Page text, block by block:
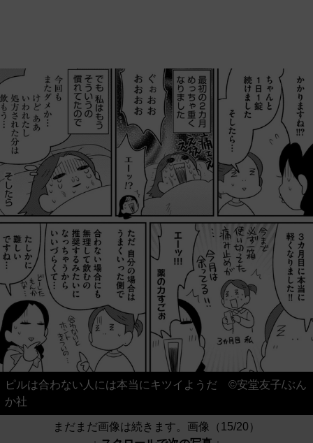
ピルは合わない人には本当にキツイようだ ©安堂友子/ぶん
か社
まだまだ画像は続きます。画像（15/20）